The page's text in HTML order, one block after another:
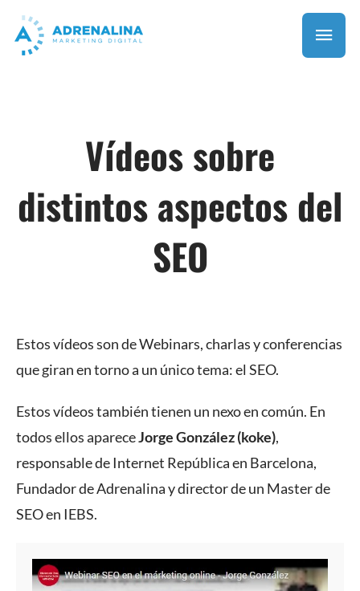
Vídeos sobre
distintos aspectos del
SEO
Estos vídeos son de Webinars, charlas y conferencias
que giran en torno a un único tema: el SEO.
Estos vídeos también tienen un nexo en común. En
todos ellos apareceJorge González (koke),
responsable de Internet República en Barcelona,
Fundador de Adrenalina y director de un Master de
SEO en IEBS.